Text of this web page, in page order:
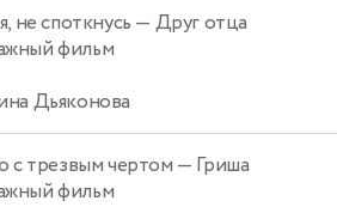
не споткнусь — Друг отца
фильм
Дьяконова
с трезвым чертом — Гриша
фильм